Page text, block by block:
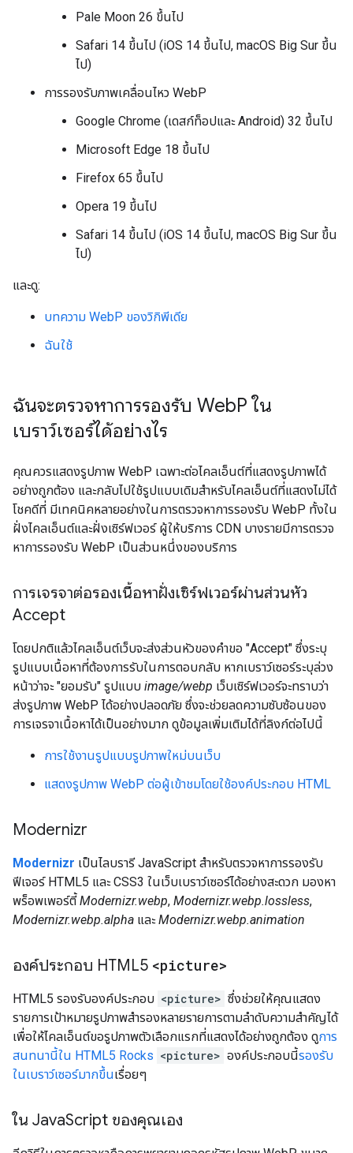
Pale Moon 26 ขึ้นไป
Safari 14 ขึ้นไป (iOS 14 ขึ้นไป, macOS Big Sur ขึ้น
ไป)
การรองรับภาพเคลื่อนไหว WebP
Google Chrome (เดสก์ท็อปและ Android) 32 ขึ้นไป
Microsoft Edge 18 ขึ้นไป
Firefox 65 ขึ้นไป
Opera 19 ขึ้นไป
Safari 14 ขึ้นไป (iOS 14 ขึ้นไป, macOS Big Sur ขึ้น
ไป)
และดู:
บทความ WebP ของวิกิพีเดีย
ฉันใช้
ฉันจะตรวจหาการรองรับ WebP ใน
เบราว์เซอร์ได้อย่างไร
คุณควรแสดงรูปภาพ WebP เฉพาะต่อไคลเอ็นต์ที่แสดงรูปภาพได้
อย่างถูกต้อง และกลับไปใช้รูปแบบเดิมสำหรับไคลเอ็นต์ที่แสดงไม่ได้
โชคดีที่ มีเทคนิคหลายอย่างในการตรวจหาการรองรับ WebP ทั้งใน
ฝั่งไคลเอ็นต์และฝั่งเซิร์ฟเวอร์ ผู้ให้บริการ CDN บางรายมีการตรวจ
หาการรองรับ WebP เป็นส่วนหนึ่งของบริการ
การเจรจาต่อรองเนื้อหาฝั่งเซิร์ฟเวอร์ผ่านส่วนหัว
Accept
โดยปกติแล้วไคลเอ็นต์เว็บจะส่งส่วนหัวของคำขอ "Accept" ซึ่งระบุ
รูปแบบเนื้อหาที่ต้องการรับในการตอบกลับ หากเบราว์เซอร์ระบุล่วง
หน้าว่าจะ "ยอมรับ" รูปแบบ image/webp เว็บเซิร์ฟเวอร์จะทราบว่า
ส่งรูปภาพ WebP ได้อย่างปลอดภัย ซึ่งจะช่วยลดความซับซ้อนของ
การเจรจาเนื้อหาได้เป็นอย่างมาก ดูข้อมูลเพิ่มเติมได้ที่ลิงก์ต่อไปนี้
การใช้งานรูปแบบรูปภาพใหม่บนเว็บ
แสดงรูปภาพ WebP ต่อผู้เข้าชมโดยใช้องค์ประกอบ HTML
Modernizr
Modernizr เป็นไลบรารี JavaScript สำหรับตรวจหาการรองรับ
ฟีเจอร์ HTML5 และ CSS3 ในเว็บเบราว์เซอร์ได้อย่างสะดวก มองหา
พร็อพเพอร์ตี้Modernizr.webp, Modernizr.webp.lossless,
Modernizr.webp.alpha และModernizr.webp.animation
องค์ประกอบ HTML5 <picture>
HTML5 รองรับองค์ประกอบ <picture> ซึ่งช่วยให้คุณแสดง
รายการเป้าหมายรูปภาพสำรองหลายรายการตามลำดับความสำคัญได้
เพื่อให้ไคลเอ็นต์ขอรูปภาพตัวเลือกแรกที่แสดงได้อย่างถูกต้อง ดูการ
สนทนานี้ใน HTML5 Rocks <picture> องค์ประกอบนี้รองรับ
ในเบราว์เซอร์มากขึ้นเรื่อยๆ
ใน JavaScript ของคุณเอง